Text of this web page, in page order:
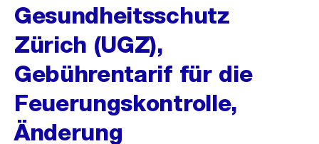
Gesundheitsschutz
Zürich (UGZ),
Gebührentarif für die
Feuerungskontrolle,
Änderung